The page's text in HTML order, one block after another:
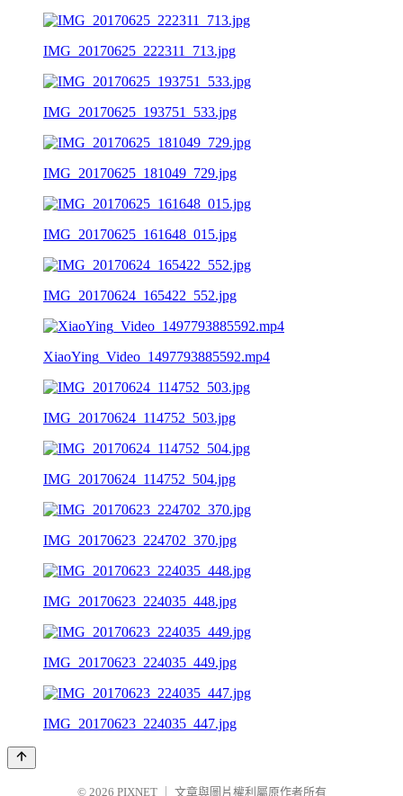
IMG_20170625_222311_713.jpg
IMG_20170625_193751_533.jpg
IMG_20170625_181049_729.jpg
IMG_20170625_161648_015.jpg
IMG_20170624_165422_552.jpg
XiaoYing_Video_1497793885592.mp4
IMG_20170624_114752_503.jpg
IMG_20170624_114752_504.jpg
IMG_20170623_224702_370.jpg
IMG_20170623_224035_448.jpg
IMG_20170623_224035_449.jpg
IMG_20170623_224035_447.jpg
© 2026 PIXNET 文章與圖片權利屬原作者所有